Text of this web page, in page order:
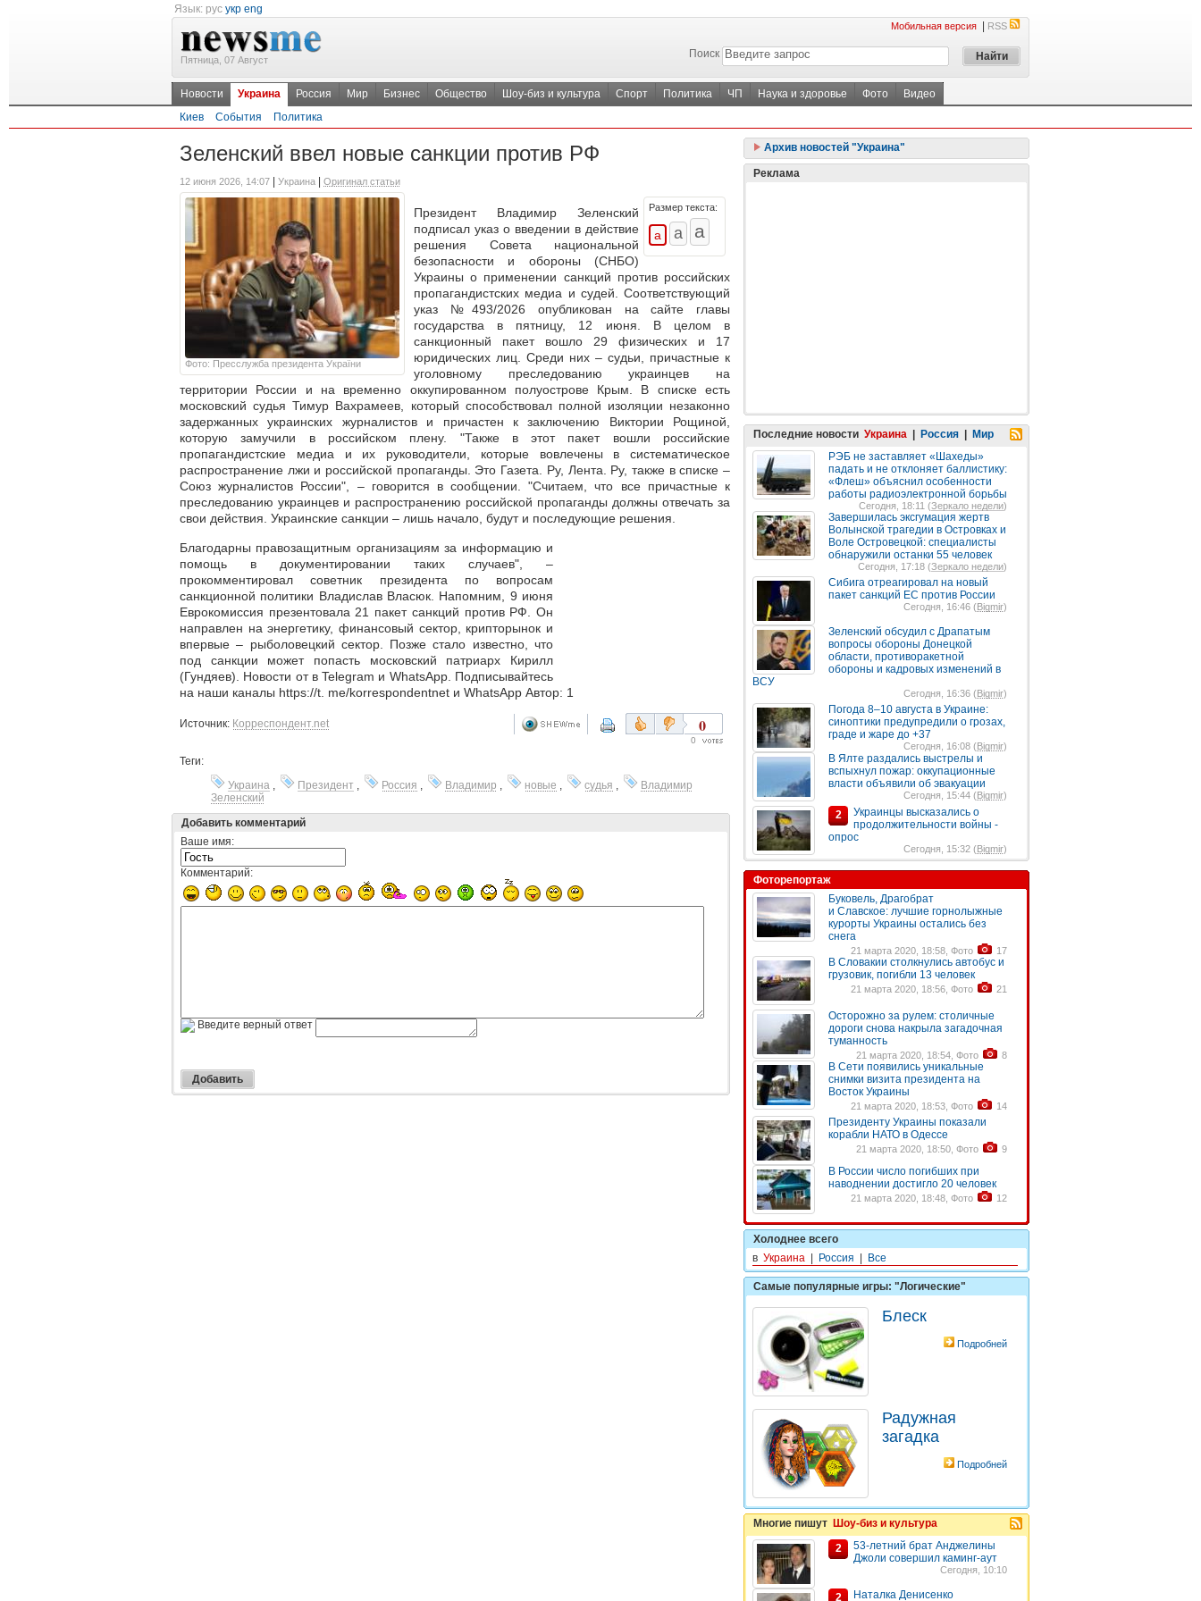
Язык: рус укр eng
Пятница, 07 Август
Мобильная версия RSS
Поиск
Новости Украина Россия Мир Бизнес Общество Шоу-биз и культура Спорт Политика ЧП Наука и здоровье Фото
Видео
Киев
События Политика
Зеленский ввел новые санкции против РФ
12 июня 2026, 14:07 Украина Оригинал статьи
Фото: Пресслужба президента України
Размер текста:
Президент Владимир Зеленский
подписал указ о введении в действие
решения Совета национальной
безопасности и обороны (СНБО)
Украины о применении санкций против российских
пропагандистских медиа и судей. Соответствующий
указ №493/2026 опубликован на сайте главы
государства в пятницу, 12 июня. В целом в
санкционный пакет вошло 29 физических и 17
юридических лиц. Среди них – судьи, причастные к
уголовному преследованию украинцев на
территории России и на временно оккупированном полуострове Крым. В списке есть
московский судья Тимур Вахрамеев, который способствовал полной изоляции незаконно
задержанных украинских журналистов и причастен к заключению Виктории Рощиной,
которую замучили в российском плену. "Также в этот пакет вошли российские
пропагандистские медиа и их руководители, которые вовлечены в систематическое
распространение лжи и российской пропаганды. Это Газета. Ру, Лента. Ру, также в списке –
Союз журналистов России", – говорится в сообщении. "Считаем, что все причастные к
преследованию украинцев и распространению российской пропаганды должны отвечать за
свои действия. Украинские санкции – лишь начало, будут и последующие решения.
Благодарны правозащитным организациям за информацию и
помощь в документировании таких случаев", –
прокомментировал советник президента по вопросам
санкционной политики Владислав Власюк. Напомним, 9 июня
Еврокомиссия презентовала 21 пакет санкций против РФ. Он
направлен на энергетику, финансовый сектор, крипторынок и
впервые – рыболовецкий сектор. Позже стало известно, что
под санкции может попасть московский патриарх Кирилл
(Гундяев). Новости от в Telegram и WhatsApp. Подписывайтесь
на наши каналы https://t. me/korrespondentnet и WhatsApp Автор: 1
Источник: Корреспондент.net 0
0
Теги:
Украина , Президент , Россия , Владимир , новые , судья ,
Владимир
Зеленский
Добавить комментарий
Ваше имя:
Комментарий:
Введите верный ответ
Архив новостей "Украина"
Реклама
Последние новости Украина Россия
Мир
РЭБ не заставляет «Шахеды»
падать и не отклоняет баллистику:
«Флеш» объяснил особенности
работы радиоэлектронной борьбы
Сегодня, 18:11 (Зеркало недели)
Завершилась эксгумация жертв
Волынской трагедии в Островках и
Воле Островецкой: специалисты
обнаружили останки 55 человек
Сегодня, 17:18 (Зеркало недели)
Сибига отреагировал на новый
пакет санкций ЕС против России
Сегодня, 16:46 (Bigmir)
Зеленский обсудил с Драпатым
вопросы обороны Донецкой
области, противоракетной
обороны и кадровых изменений в
ВСУ
Сегодня, 16:36 (Bigmir)
Погода 8–10 августа в Украине:
синоптики предупредили о грозах,
граде и жаре до +37
Сегодня, 16:08 (Bigmir)
В Ялте раздались выстрелы и
вспыхнул пожар: оккупационные
власти объявили об эвакуации
Сегодня, 15:44 (Bigmir)
2
Украинцы высказались о
продолжительности войны -
опрос
Сегодня, 15:32 (Bigmir)
Фоторепортаж
Буковель, Драгобрат
и Славское: лучшие горнолыжные
курорты Украины остались без
снега
21 марта 2020, 18:58, Фото 17
В Словакии столкнулись автобус и
грузовик, погибли 13 человек
21 марта 2020, 18:56, Фото 21
Осторожно за рулем: столичные
дороги снова накрыла загадочная
туманность
21 марта 2020, 18:54, Фото 8
В Сети появились уникальные
снимки визита президента на
Восток Украины
21 марта 2020, 18:53, Фото 14
Президенту Украины показали
корабли НАТО в Одессе
21 марта 2020, 18:50, Фото 9
В России число погибших при
наводнении достигло 20 человек
21 марта 2020, 18:48, Фото 12
Холоднее всего
в Украина Россия Все
Самые популярные игры: "Логические"
Блеск
Подробней
Радужная
загадка
Подробней
Многие пишут Шоу-биз и культура
2
53-летний брат Анджелины
Джоли совершил каминг-аут
Сегодня, 10:10
2 Наталка Денисенко